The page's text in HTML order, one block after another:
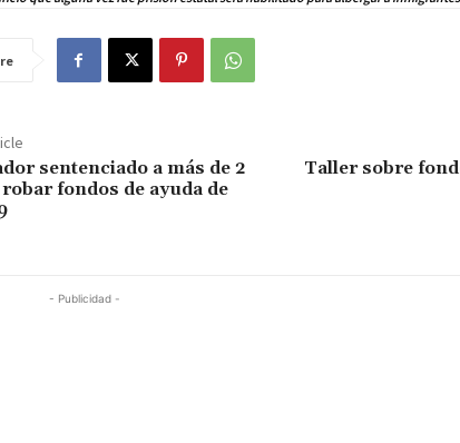
sentenciado a más de 2
fondos de ayuda de
Taller sobre
- Publicidad -